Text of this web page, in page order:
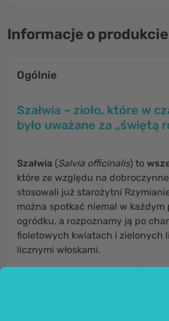
Informacje o produkcie
Ogólnie
Szałwia – zioło, które w
było uważane za „świętą
Szałwia (Salvia officinalis) to
które ze względu na
stosowali już starożytni
można spotkać niemal w każdym
ogródku, a rozpoznamy ją po
fioletowych kwiatach i zielonych
licznymi włoskami.
Najbardziej użyteczną częścią